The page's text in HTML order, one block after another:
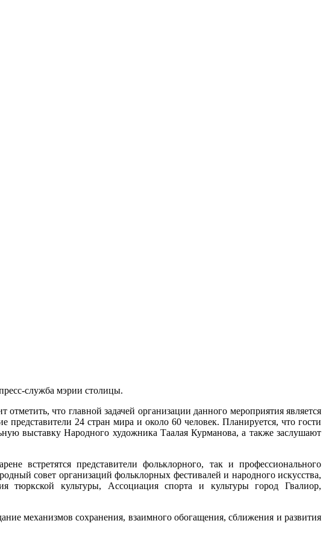
служба мэрии столицы.
что главной задачей организации данного мероприятия является
24 стран мира и около 60 человек. Планируется, что гости
выставку Народного художника Таалая Курманова, а также заслушают
встретятся представители фольклорного, так и профессионального
совет организаций фольклорных фестивалей и народного искусства,
тюркской культуры, Ассоциация спорта и культуры город Гвалиор,
механизмов сохранения, взаимного обогащения, сближения и развития